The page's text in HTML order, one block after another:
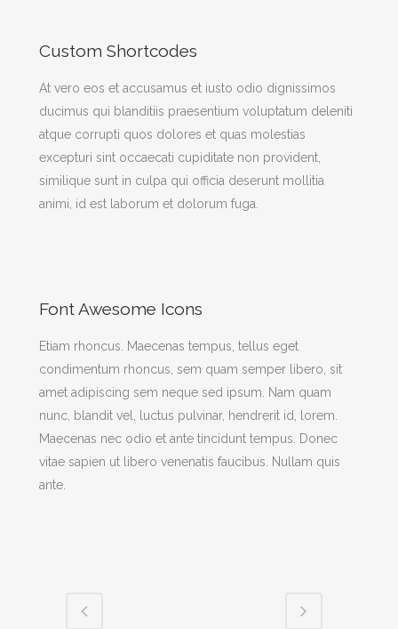
Custom Shortcodes
At vero eos et accusamus et iusto odio dignissimos
ducimus qui blanditiis praesentium voluptatum deleniti
atque corrupti quos dolores et quas molestias
excepturi sint occaecati cupiditate non provident,
similique sunt in culpa qui officia deserunt mollitia
animi, id est laborum et dolorum fuga.
Font Awesome Icons
Etiam rhoncus. Maecenas tempus, tellus eget
condimentum rhoncus, sem quam semper libero, sit
amet adipiscing sem neque sed ipsum. Nam quam
nunc, blandit vel, luctus pulvinar, hendrerit id, lorem.
Maecenas nec odio et ante tincidunt tempus. Donec
vitae sapien ut libero venenatis faucibus. Nullam quis
ante.